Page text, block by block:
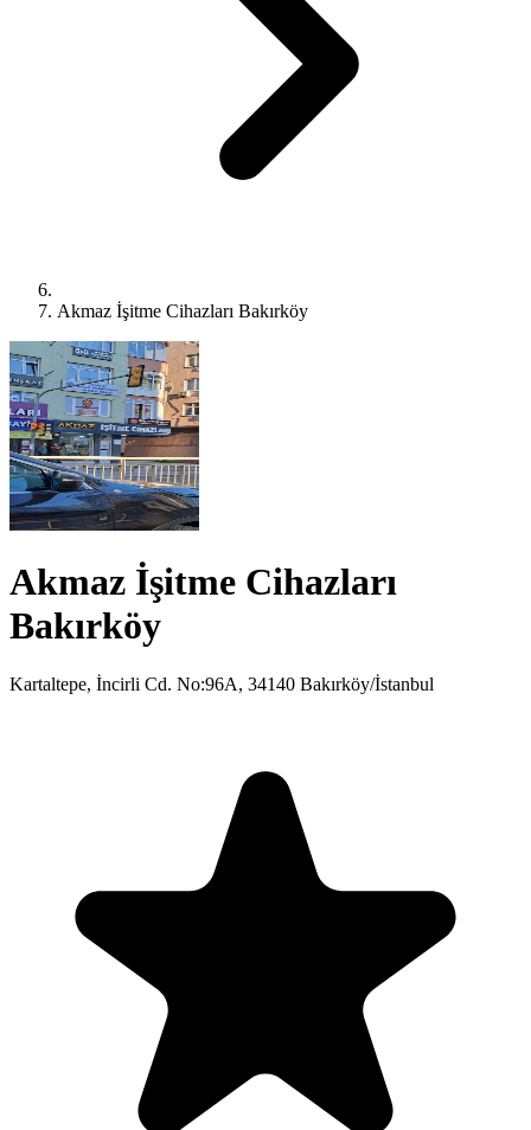
Akmaz İşitme Cihazları Bakırköy
Akmaz İşitme Cihazları
Bakırköy
Kartaltepe, İncirli Cd. No:96A, 34140 Bakırköy/İstanbul